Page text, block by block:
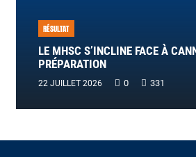
RÉSULTAT
LE MHSC S’INCLINE FACE À
PRÉPARATION
22 JUILLET 2026 0 331